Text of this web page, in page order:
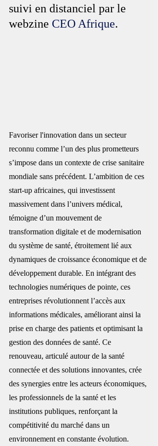
suivi en distanciel par le
webzine CEO Afrique.
Favoriser l'innovation dans un secteur
reconnu comme l’un des plus prometteurs
s’impose dans un contexte de crise sanitaire
mondiale sans précédent. L’ambition de ces
start-up africaines, qui investissent
massivement dans l’univers médical,
témoigne d’un mouvement de
transformation digitale et de modernisation
du système de santé, étroitement lié aux
dynamiques de croissance économique et de
développement durable. En intégrant des
technologies numériques de pointe, ces
entreprises révolutionnent l’accès aux
informations médicales, améliorant ainsi la
prise en charge des patients et optimisant la
gestion des données de santé. Ce
renouveau, articulé autour de la santé
connectée et des solutions innovantes, crée
des synergies entre les acteurs économiques,
les professionnels de la santé et les
institutions publiques, renforçant la
compétitivité du marché dans un
environnement en constante évolution.